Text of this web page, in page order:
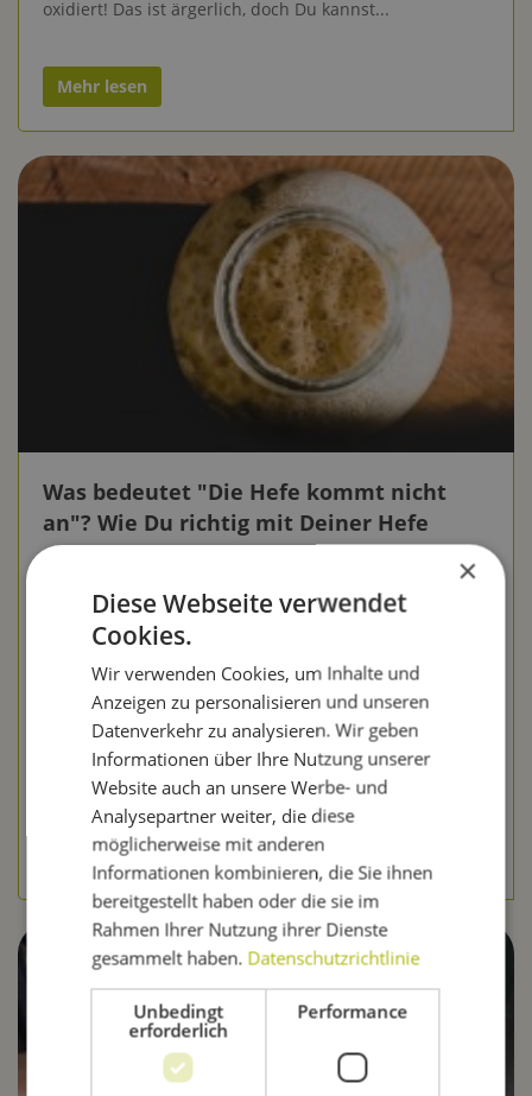
oxidiert! Das ist ärgerlich, doch Du kannst...
Mehr lesen
Was bedeutet "Die Hefe kommt nicht
an"? Wie Du richtig mit Deiner Hefe
umgehst
01.09.24 09:00
Wenn Du beim Bierbrauen das Gefühl hast, dass Deine
Hefe "nicht ankommt", ist das mehr als nur ärgerlich.
Es bedeutet, dass die Gärung nicht richtig startet und
Dein Bier am Ende nicht so wird, wie Du es Dir
vorgestellt hast. Aber keine Sorge – in...
Mehr lesen
×
Diese Webseite verwendet
Cookies.
Wir verwenden Cookies, um Inhalte und
Anzeigen zu personalisieren und unseren
Datenverkehr zu analysieren. Wir geben
Informationen über Ihre Nutzung unserer
Website auch an unsere Werbe- und
Analysepartner weiter, die diese
möglicherweise mit anderen
Informationen kombinieren, die Sie ihnen
bereitgestellt haben oder die sie im
Rahmen Ihrer Nutzung ihrer Dienste
gesammelt haben. Datenschutzrichtlinie
Unbedingt
erforderlich
Performance